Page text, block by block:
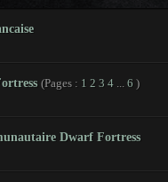
(Pages : 1 2 3 4 ... 6 )
5
Dwarf Fortress